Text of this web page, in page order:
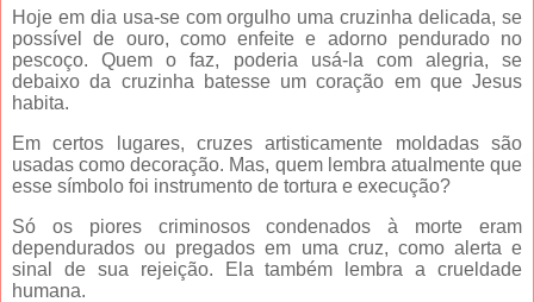
Hoje em dia usa-se com orgulho uma cruzinha delicada, se
possível de ouro, como enfeite e adorno pendurado no
pescoço. Quem o faz, poderia usá-la com alegria, se
debaixo da cruzinha batesse um coração em que Jesus
habita.
Em certos lugares, cruzes artisticamente moldadas são
usadas como decoração. Mas, quem lembra atualmente que
esse símbolo foi instrumento de tortura e execução?
Só os piores criminosos condenados à morte eram
dependurados ou pregados em uma cruz, como alerta e
sinal de sua rejeição. Ela também lembra a crueldade
humana.